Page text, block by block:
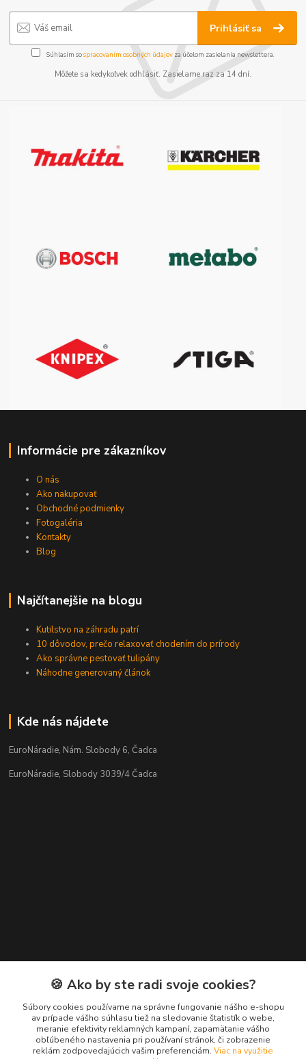
Prihlásiť sa
Súhlasím sospracovaním osobných údajov za účelom zasielania newslettera.
Môžete sa kedykoľvek odhlásiť. Zasielame raz za 14 dní.
Informácie pre zákazníkov
O nás
Ako nakupovať
Obchodné podmienky
Fotogaléria
Kontakty
Blog
Najčítanejšie na blogu
Kutilstvo na záhradu patrí
10 dôvodov, prečo relaxovať chodením do prírody
Ako správne pestovať tulipány
Náhodne generovaný článok
Kde nás nájdete
EuroNáradie, Nám. Slobody 6, Čadca
EuroNáradie, Slobody 3039/4 Čadca
Kontakty
Zákaznícka podpora EuroNáradie
+421 911 629 846
(Po-Pia, 8-16 hod.)
info@euronaradie.sk
🍪 Ako by ste radi svoje cookies?
Súbory cookies používame na správne fungovanie nášho e-shopu
av prípade vášho súhlasu tiež na sledovanie štatistík o webe,
meranie efektivity reklamných kampaní, zapamätanie vášho
obľúbeného nastavenia pri používaní stránok, či zobrazenie
reklám zodpovedajúcich vašim preferenciám. Viac na využitie